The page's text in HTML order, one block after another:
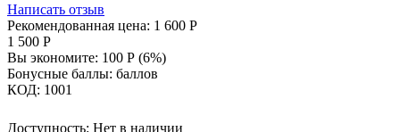
Написать отзыв
Рекомендованная цена: 1 600 Р
1 500 Р
Вы экономите: 100 Р (6%)
Бонусные баллы: баллов
КОД: 1001
Доступность: Нет в наличии